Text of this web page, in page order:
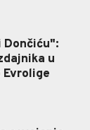
Dončiću":
u
Evrolige